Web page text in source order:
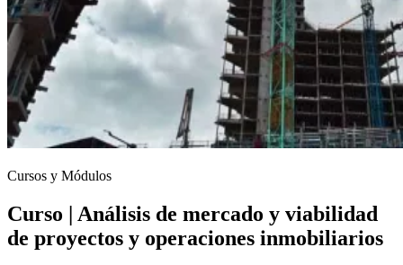
Cursos y Módulos
Curso | Análisis de mercado y viabilidad
de proyectos y operaciones inmobiliarios